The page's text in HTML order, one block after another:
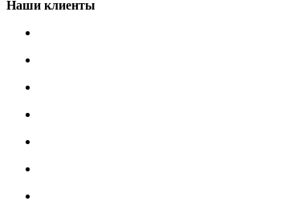
Наши клиенты